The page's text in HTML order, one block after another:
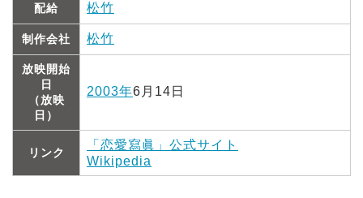
配給 松竹
制作会社 松竹
放映開始
日
（放映
日）
2003年6月14日
リンク
「恋愛寫眞」公式サイト
Wikipedia